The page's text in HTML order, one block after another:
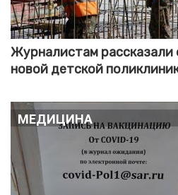
Журналистам рассказали
новой детской
Медицина